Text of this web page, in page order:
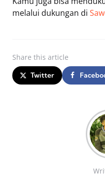
melalui dukungan di
Share this article
Twitter